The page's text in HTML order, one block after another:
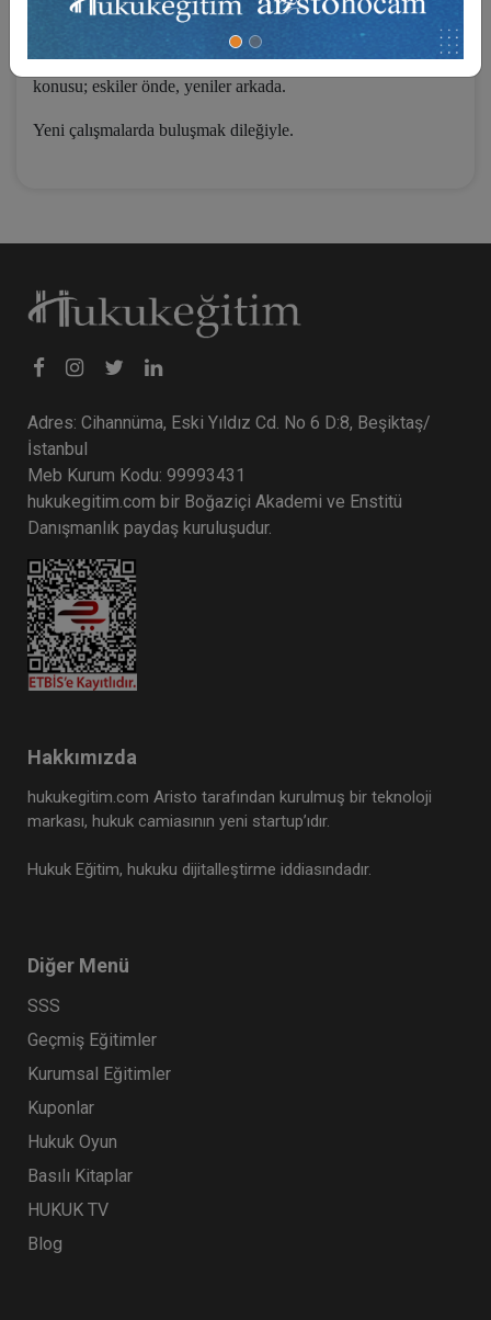
spor yazıları ve gezi yazıları, bunların başlıkları.
Önceden olduğu gibi, bu kitapta da kronolojik bir dizilme söz
konusu; eskiler önde, yeniler arkada.
Yeni çalışmalarda buluşmak dileğiyle.
Adres: Cihannüma, Eski Yıldız Cd. No 6 D:8, Beşiktaş/
İstanbul
Meb Kurum Kodu: 99993431
hukukegitim.com bir Boğaziçi Akademi ve Enstitü
Danışmanlık paydaş kuruluşudur.
Hakkımızda
hukukegitim.com Aristo tarafından kurulmuş bir teknoloji
markası, hukuk camiasının yeni startup’ıdır.
Hukuk Eğitim, hukuku dijitalleştirme iddiasındadır.
Diğer Menü
SSS
Geçmiş Eğitimler
Kurumsal Eğitimler
Kuponlar
Hukuk Oyun
Basılı Kitaplar
HUKUK TV
Blog